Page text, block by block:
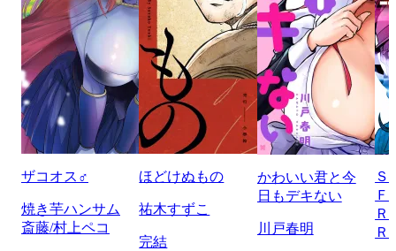
ザコオス♂
焼き芋ハンサム
斎藤/村上ペコ
ほどけぬもの
祐木すずこ
完結
かわいい君と今
日もデキない
川戸春明
Ｆ
Ｒ